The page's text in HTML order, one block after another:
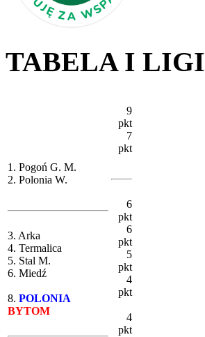
TABELA I LIGI
1. Pogoń G. M.
2. Polonia W.
3. Arka
4. Termalica
5. Stal M.
6. Miedź
8. POLONIA
BYTOM
9
pkt
7
pkt
6
pkt
6
pkt
5
pkt
4
pkt
4
pkt